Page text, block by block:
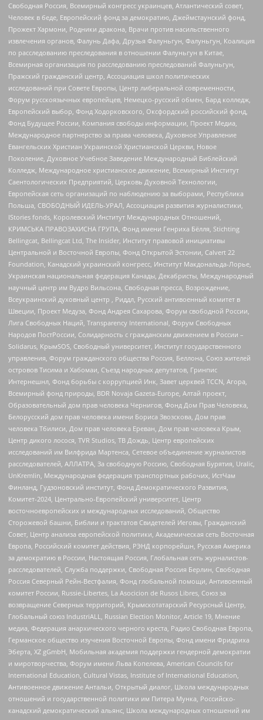
Свободная Россия, Всемирный конгресс украинцев, Атлантический совет,
Человек в беде, Европейский фонд за демократию, Джеймстаунский фонд,
Прожект Хармони, Родники дракона, Врачи против насильственного
извлечения органов, Фалунь Дафа, Друзья Фалуньгун, Фалуньгун, Коалиция
по расследованию преследования в отношении Фалуньгун в Китае,
Всемирная организация по расследованию преследований Фалуньгун,
Пражский гражданский центр, Ассоциация школ политических
исследований при Совете Европы, Центр либеральной современности,
Форум русскоязычных европейцев, Немецко-русский обмен, Бард колледж,
Европейский выбор, Фонд Ходорковского, Оксфордский российский фонд,
Фонд Будущее России, Компания свободы информации, Проект Медиа,
Международное партнерство за права человека, Духовное Управление
Евангельских Христиан Украинской Христианской Церкви, Новое
Поколение, Духовное Учебное Заведение Международный Библейский
Колледж, Международное христианское движение, Всемирный Институт
Саентологических Предприятий, Церковь Духовной Технологии,
Европейская сеть организаций по наблюдению за выборами, Республика
Польша, СВОБОДНЫЙ ИДЕЛЬ-УРАЛ, Ассоциация развития журналистики,
IStories fonds, Королевский Институт Международных Отношений,
КРИМСЬКА ПРАВОЗАХИСНА ГРУПА, Фонд имени Генриха Бёлля, Stichting
Bellingcat, Bellingcat Ltd, The Insider, Институт правовой инициативы
Центральной и Восточной Европы, Фонд Открытой Эстонии, Calvert 22
Foundation, Канадский украинский конгресс, Институт Макдональда-Лорье,
Украинская национальная федерация Канады, Декабристы, Международный
научный центр им Вудро Вильсона, Свободная пресса, Возрождение,
Всеукраинский духовный центр , Риддл, Русский антивоенный комитет в
Швеции, Проект Медуза, Фонд Андрея Сахарова, Форум свободной России,
Лига Свободных Наций, Transparеncy International, Форум Свободных
Народов ПостРоссии, Солидарность с гражданским движением в России –
Solidarus, КрымSOS, Свободный университет, Институт государственного
управления, Форум гражданского общества Россия, Беллона, Союз жителей
островов Тисима и Хабомаи, Съезд народных депутатов, Гринпис
Интернешнл, Фонд борьбы с коррупцией Инк, Завет церквей TCCN, Агора,
Всемирный фонд природы, BDR Novaja Gazeta-Europe, Алтай проект,
Образовательный дом прав человека Чернигов, Фонд Дом Прав Человека,
Белорусский дом прав человека имени Бориса Звозскова, Дом прав
человека Тбилиси, Дом прав человека Ереван, Дом прав человека Крым,
Центр дикого лосося, TVR Studios, ТВ Дождь, Центр европейских
исследований им Вилфрида Мартенса, Сетевое объединение журналистов
расследователей, АЛЛАТРА, За свободную Россию, Свободная Бурятия, Uralic,
UnKremlin, Международная федерация транспортных рабочих, ИстЧам
Финланд, Гудзоновский институт, Фонд Демократического Развития,
Комитет-2024, Центрально-Европейский университет, Центр
восточноевропейских и международных исследований, Общество
Сторожевой башни, Библии и трактатов Свидетелей Иеговы, Гражданский
Совет, Центр анализа европейской политики, Академическая сеть Восточная
Европа, Российский комитет действия, РЭНД корпорейшн, Русская Америка
за демократию в России, Настоящая Россия, Глобальная сеть журналистов-
расследователей, Служба поддержки, Свободная Россия Берлин, Свободная
Россия Северный Рейн-Вестфалия, Фонд глобальной помощи, Антивоенный
комитет России, Russie-Libertes, La Asocicion de Rusos Libres, Союз за
возвращение Северных территорий, Крымскотатарский Ресурсный Центр,
Глобальный союз IndustriALL, Russian Election Monitor, Article 19, Мнение
медиа, Федерация анархического черного креста, Радио Свободная Европа,
Германское общество изучения Восточной Европы, Фонд имени Фридриха
Эберта, XZ gGmbH, Мобильная академия поддержки гендерной демократии
и миротворчества, Форум имени Льва Копелева, American Councils for
International Education, Cultural Vistas, Institute of International Education,
Антивоенное движение Антальи, Открытый диалог, Школа международных
отношений и государственной политики им Питера Мунка, Российско-
канадский демократический альянс, Школа международных отношений им